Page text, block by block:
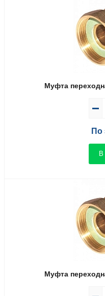
Муфта
По
В
Муфта